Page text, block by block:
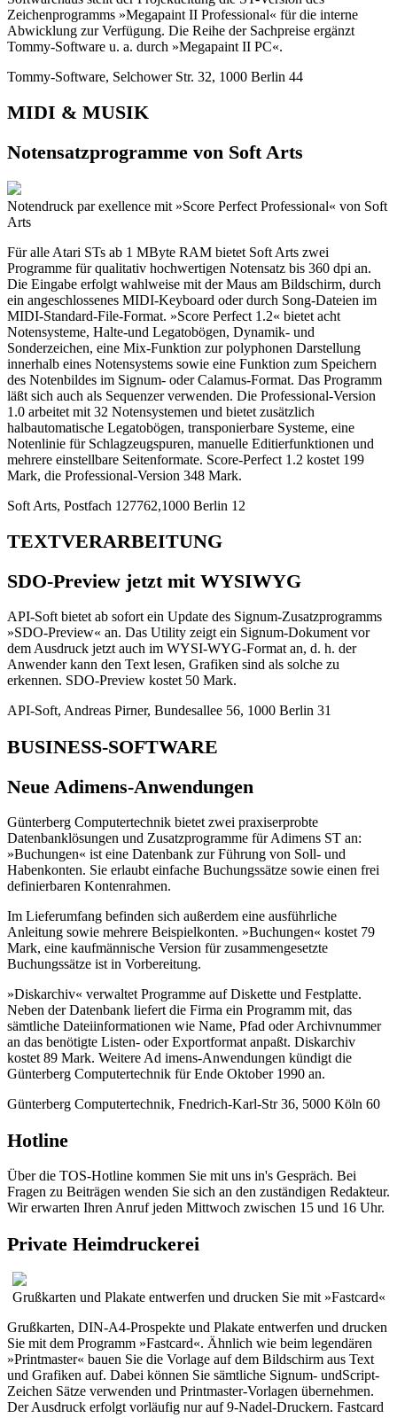
Zeichenprogramms »Megapaint II Professional« für die interne
Abwicklung zur Verfügung. Die Reihe der Sachpreise ergänzt
Tommy-Software u. a. durch »Megapaint II PC«.
Tommy-Software, Selchower Str. 32, 1000 Berlin 44
MIDI & MUSIK
Notensatzprogramme von Soft Arts
Notendruck par exellence mit »Score Perfect Professional« von Soft
Arts
Für alle Atari STs ab 1 MByte RAM bietet Soft Arts zwei
Programme für qualitativ hochwertigen Notensatz bis 360 dpi an.
Die Eingabe erfolgt wahlweise mit der Maus am Bildschirm, durch
ein angeschlossenes MIDI-Keyboard oder durch Song-Dateien im
MIDI-Standard-File-Format. »Score Perfect 1.2« bietet acht
Notensysteme, Halte-und Legatobögen, Dynamik- und
Sonderzeichen, eine Mix-Funktion zur polyphonen Darstellung
innerhalb eines Notensystems sowie eine Funktion zum Speichern
des Notenbildes im Signum- oder Calamus-Format. Das Programm
läßt sich auch als Sequenzer verwenden. Die Professional-Version
1.0 arbeitet mit 32 Notensystemen und bietet zusätzlich
halbautomatische Legatobögen, transponierbare Systeme, eine
Notenlinie für Schlagzeugspuren, manuelle Editierfunktionen und
mehrere einstellbare Seitenformate. Score-Perfect 1.2 kostet 199
Mark, die Professional-Version 348 Mark.
Soft Arts, Postfach 127762,1000 Berlin 12
TEXTVERARBEITUNG
SDO-Preview jetzt mit WYSIWYG
API-Soft bietet ab sofort ein Update des Signum-Zusatzprogramms
»SDO-Preview« an. Das Utility zeigt ein Signum-Dokument vor
dem Ausdruck jetzt auch im WYSI-WYG-Format an, d. h. der
Anwender kann den Text lesen, Grafiken sind als solche zu
erkennen. SDO-Preview kostet 50 Mark.
API-Soft, Andreas Pirner, Bundesallee 56, 1000 Berlin 31
BUSINESS-SOFTWARE
Neue Adimens-Anwendungen
Günterberg Computertechnik bietet zwei praxiserprobte
Datenbanklösungen und Zusatzprogramme für Adimens ST an:
»Buchungen« ist eine Datenbank zur Führung von Soll- und
Habenkonten. Sie erlaubt einfache Buchungssätze sowie einen frei
definierbaren Kontenrahmen.
Im Lieferumfang befinden sich außerdem eine ausführliche
Anleitung sowie mehrere Beispielkonten. »Buchungen« kostet 79
Mark, eine kaufmännische Version für zusammengesetzte
Buchungssätze ist in Vorbereitung.
»Diskarchiv« verwaltet Programme auf Diskette und Festplatte.
Neben der Datenbank liefert die Firma ein Programm mit, das
sämtliche Dateiinformationen wie Name, Pfad oder Archivnummer
an das benötigte Listen- oder Exportformat anpaßt. Diskarchiv
kostet 89 Mark. Weitere Ad imens-Anwendungen kündigt die
Günterberg Computertechnik für Ende Oktober 1990 an.
Günterberg Computertechnik, Fnedrich-Karl-Str 36, 5000 Köln 60
Hotline
Über die TOS-Hotline kommen Sie mit uns in's Gespräch. Bei
Fragen zu Beiträgen wenden Sie sich an den zuständigen Redakteur.
Wir erwarten Ihren Anruf jeden Mittwoch zwischen 15 und 16 Uhr.
Private Heimdruckerei
Grußkarten und Plakate entwerfen und drucken Sie mit »Fastcard«
Grußkarten, DIN-A4-Prospekte und Plakate entwerfen und drucken
Sie mit dem Programm »Fastcard«. Ähnlich wie beim legendären
»Printmaster« bauen Sie die Vorlage auf dem Bildschirm aus Text
und Grafiken auf. Dabei können Sie sämtliche Signum- undScript-
Zeichen Sätze verwenden und Printmaster-Vorlagen übernehmen.
Der Ausdruck erfolgt vorläufig nur auf 9-Nadel-Druckern. Fastcard